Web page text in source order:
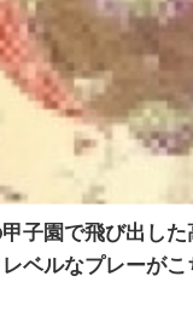
子園で飛び出した
レベルなプレーが